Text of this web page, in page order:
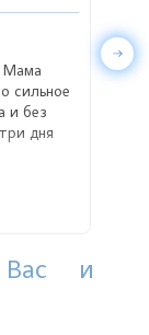
Мама
сильное
и без
дня
и